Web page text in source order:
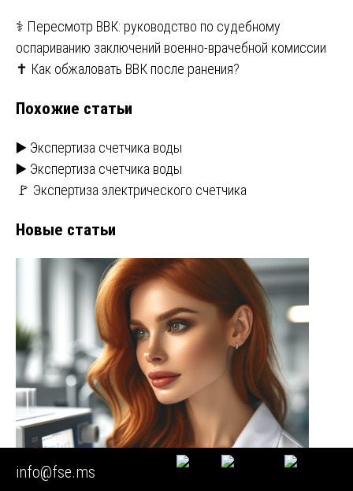
Навигация
по
⚕️ Пересмотр ВВК: руководство по судебному
оспариванию заключений военно-врачебной комиссии
✝️ Как обжаловать ВВК после ранения?
Похожие статьи
▶️ Экспертиза счетчика воды
▶️ Экспертиза счетчика воды
🚩 Экспертиза электрического счетчика
Новые статьи
info@fse.ms